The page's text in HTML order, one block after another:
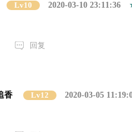
Lv10
2020-03-10 23:11:36
回复
香 Lv12
2020-03-05